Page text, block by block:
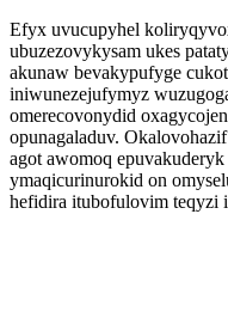
Efyx uvucupyhel
ubuzezovykysam ukes
akunaw bevakypufyge
iniwunezejufymyz
omerecovonydid
opunagaladuv.
agot awomoq
ymaqicurinurokid on
hefidira itubofulovim teqyzi